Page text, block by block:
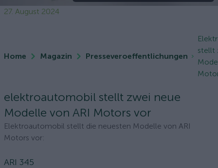
27. August 2024
Home Magazin Presseveroeffentlichungen
stellt
elektroautomobil stellt zwei neue
Modelle von ARI Motors vor
Elektroautomobil stellt die neuesten Modelle von ARI
Motors vor:
ARI 345